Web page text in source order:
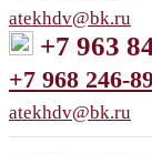
atekhdv@bk.ru
+7 963
+7 968 246-
atekhdv@bk.ru